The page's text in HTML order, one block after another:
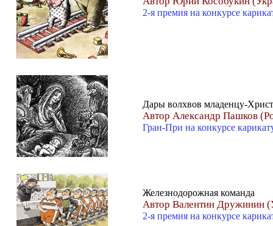
2-я премия на конкурсе
Дары волхвов младенцу-
Автор Александр Пашков
Гран-При на конкурсе
Железнодорожная команда
Автор Валентин Дружинин
2-я премия на конкурсе